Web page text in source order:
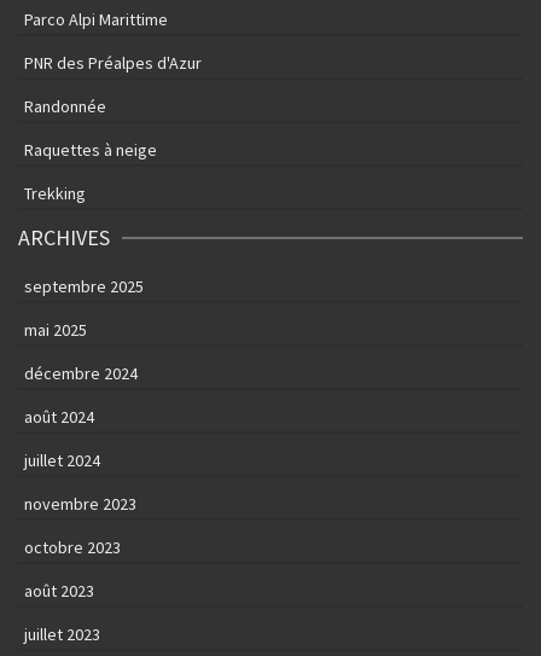
Parco Alpi Marittime
PNR des Préalpes d'Azur
Randonnée
Raquettes à neige
Trekking
ARCHIVES
septembre 2025
mai 2025
décembre 2024
août 2024
juillet 2024
novembre 2023
octobre 2023
août 2023
juillet 2023